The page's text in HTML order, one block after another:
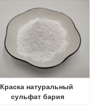
Краска натуральный
сульфат бария